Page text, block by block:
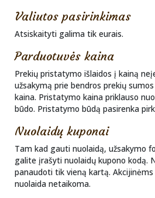
Valiutos pasirinkimas
Atsiskaityti galima tik eurais.
Parduotuvės kaina
Prekių pristatymo išlaidos į kainą
užsakymą prie bendros prekių
kaina. Pristatymo kaina priklauso
būdo. Pristatymo būdą pasirenka
Nuolaidų kuponai
Tam kad gauti nuolaidą, užsakymo
galite įrašyti nuolaidų kupono kodą.
panaudoti tik vieną kartą.
nuolaida netaikoma.